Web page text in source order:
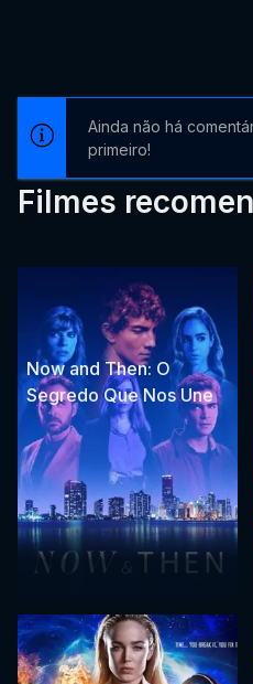
Ainda não há
primeiro!
Filmes
Now and Then: O
Segredo Que Nos Une